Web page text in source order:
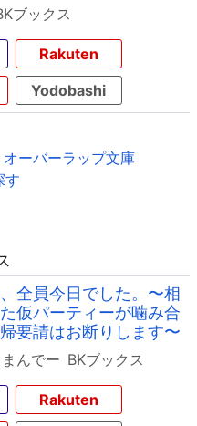
ブックス
Rakuten
Yodobashi
オーバーラップ文庫
す
全員今日でした。〜相
仮パーティーが噛み合
要請はお断りします〜
んでー BKブックス
Rakuten